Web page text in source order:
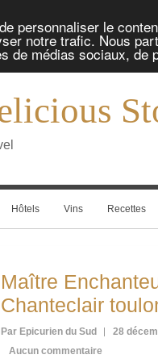
personnaliser le
notre trafic. Nous
de médias sociaux, de
Hôtels Vins Recettes
Maître
Chanteclair
Par Epicurien du Sud
28
Aucun commentaire